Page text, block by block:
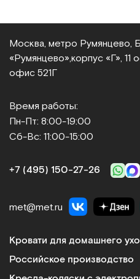
Москва, метро Румянцево,
«Румянцево», корпус «Г», 11
офис 521Г
Время работы:
Пн-Пт: 8:00-19:00
Сб-Вс: 11:00-15:00
+7 (495) 150‑27‑26
met@met.ru
Кровати для домашнего
Российское производство